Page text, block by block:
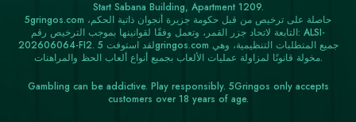
Start Sabana Building, Apartment 1209.
5gringos.com حاصلة على ترخيص من قبل حكومة جزيرة أنجوان ذاتية الحكم،
التابعة لاتحاد جزر القمر، وتعمل وفقًا لقوانينها بموجب الترخيص رقم: ALSI-
202606064-FI2. لقد استوفت 5gringos.com جميع المتطلبات التنظيمية، وهي
مخولة قانونًا لمزاولة عمليات الألعاب بجميع أنواع ألعاب الحظ والمراهنات.
Gambling can be addictive. Play responsibly. 5Gringos only accepts
customers over 18 years of age.